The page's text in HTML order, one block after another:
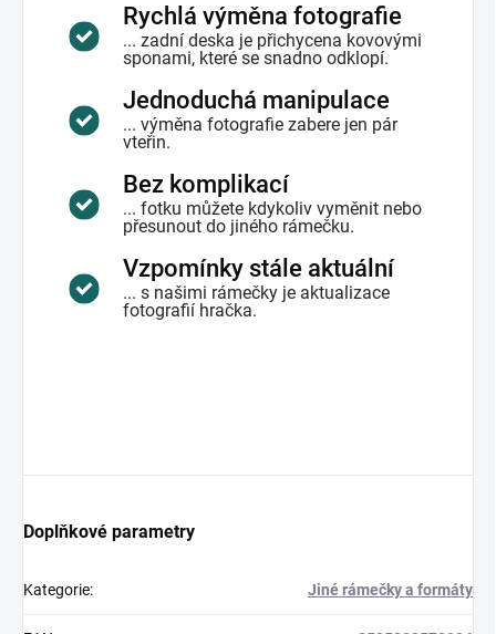
Rychlá výměna fotografie
... zadní deska je přichycena kovovými
sponami, které se snadno odklopí.
Jednoduchá manipulace
... výměna fotografie zabere jen pár
vteřin.
Bez komplikací
... fotku můžete kdykoliv vyměnit nebo
přesunout do jiného rámečku.
Vzpomínky stále aktuální
... s našimi rámečky je aktualizace
fotografií hračka.
Doplňkové parametry
Kategorie: Jiné rámečky a formáty